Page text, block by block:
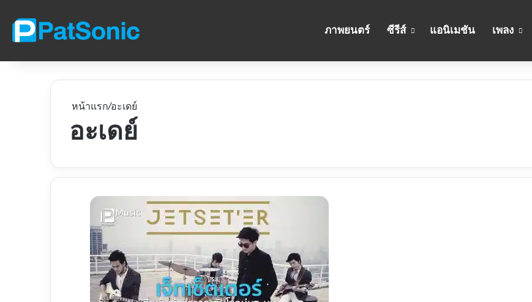
ภาพยนตร์ ซีรีส์ แอนิเมชัน เพลง
หน้าแรก/อะเดย์
อะเดย์